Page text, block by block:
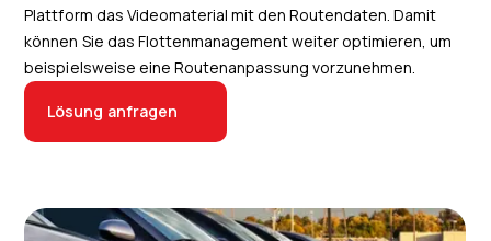
Plattform das Videomaterial mit den Routendaten. Damit
können Sie das Flottenmanagement weiter optimieren, um
beispielsweise eine Routenanpassung vorzunehmen.
Lösung anfragen